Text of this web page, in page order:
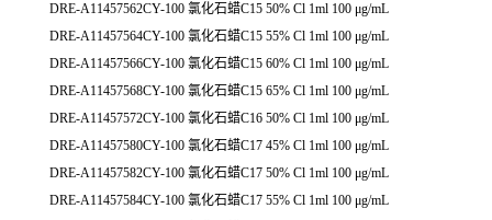
DRE-A11457562CY-100 氯化石蜡C15 50% Cl 1ml 100 μg/mL
DRE-A11457564CY-100 氯化石蜡C15 55% Cl 1ml 100 μg/mL
DRE-A11457566CY-100 氯化石蜡C15 60% Cl 1ml 100 μg/mL
DRE-A11457568CY-100 氯化石蜡C15 65% Cl 1ml 100 μg/mL
DRE-A11457572CY-100 氯化石蜡C16 50% Cl 1ml 100 μg/mL
DRE-A11457580CY-100 氯化石蜡C17 45% Cl 1ml 100 μg/mL
DRE-A11457582CY-100 氯化石蜡C17 50% Cl 1ml 100 μg/mL
DRE-A11457584CY-100 氯化石蜡C17 55% Cl 1ml 100 μg/mL